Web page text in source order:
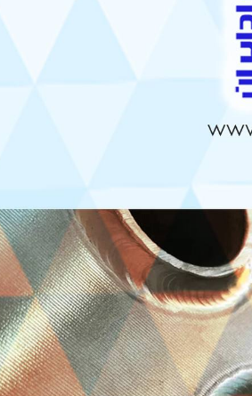
مقایسه چیدمان خطی و مثلثی در
کویل های فین تیوب